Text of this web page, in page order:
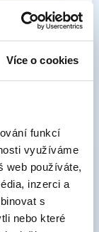
Více o cookies
funkcí
využíváme
web používáte,
inzerci a
s
nebo které
a jiných
plochy:
zatížení /
kolejí a